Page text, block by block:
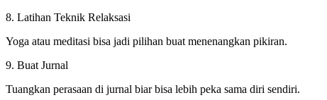
8. Latihan Teknik Relaksasi
Yoga atau meditasi bisa jadi pilihan buat menenangkan pikiran.
9. Buat Jurnal
Tuangkan perasaan di jurnal biar bisa lebih peka sama diri sendiri.